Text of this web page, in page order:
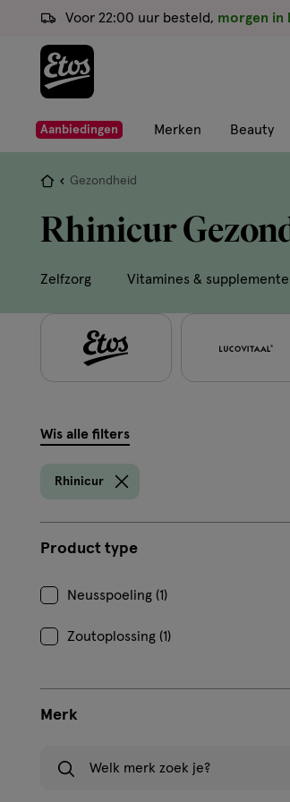
ga
de
hoofd
ga
naar
de
ga
naar
Voor 22:00 uur besteld, morgen in
Aanbiedingen Merken Beauty
Je
hier:
Gezondheid
Rhinicur
Zelfzorg Vitamines &
filters
Wis alle filters
Rhinicur
Product type
Neusspoeling (1)
Zoutoplossing (1)
Merk